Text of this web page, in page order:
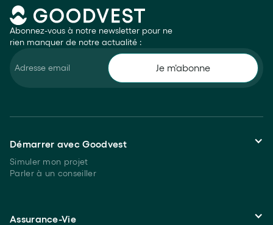
Abonnez-vous à notre newsletter pour ne
rien manquer de notre actualité :
Démarrer avec Goodvest
Simuler mon projet
Parler à un conseiller
Assurance-Vie